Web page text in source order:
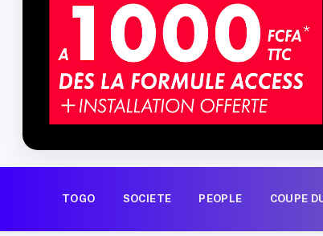
TOGO SOCIETE PEOPLE COUPE